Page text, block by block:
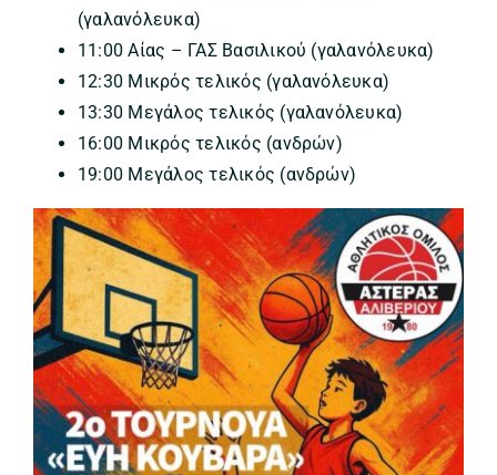
(γαλανόλευκα)
11:00 Αίας – ΓΑΣ Βασιλικού (γαλανόλευκα)
12:30 Μικρός τελικός (γαλανόλευκα)
13:30 Μεγάλος τελικός (γαλανόλευκα)
16:00 Μικρός τελικός (ανδρών)
19:00 Μεγάλος τελικός (ανδρών)